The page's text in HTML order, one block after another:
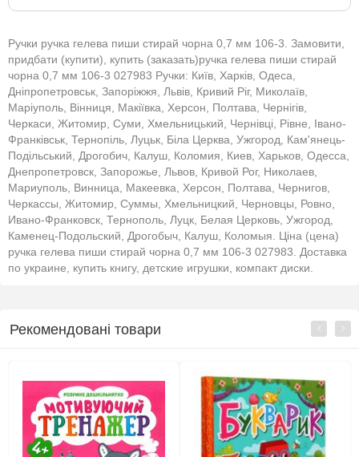
Ручки ручка гелева пиши стирай чорна 0,7 мм 106-3. Замовити,
придбати (купити), купить (заказать)ручка гелева пиши стирай
чорна 0,7 мм 106-3 027983 Ручки: Київ, Харків, Одеса,
Дніпропетровськ, Запоріжжя, Львів, Кривий Ріг, Миколаїв,
Маріуполь, Вінниця, Макіївка, Херсон, Полтава, Чернігів,
Черкаси, Житомир, Суми, Хмельницький, Чернівці, Рівне, Івано-
Франківськ, Тернопіль, Луцьк, Біла Церква, Ужгород, Кам'янець-
Подільський, Дрогобич, Калуш, Коломия, Киев, Харьков, Одесса,
Днепропетровск, Запорожье, Львов, Кривой Рог, Николаев,
Мариуполь, Винница, Макеевка, Херсон, Полтава, Чернигов,
Черкассы, Житомир, Суммы, Хмельницкий, Черновцы, Ровно,
Ивано-Франковск, Тернополь, Луцк, Белая Церковь, Ужгород,
Каменец-Подольский, Дрогобыч, Калуш, Коломыя. Ціна (цена)
ручка гелева пиши стирай чорна 0,7 мм 106-3 027983. Доставка
по украине, купить книгу, детские игрушки, компакт диски.
Рекомендовані товари